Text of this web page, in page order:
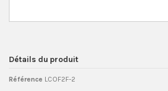
Détails du produit
Référence LCOF2F-2